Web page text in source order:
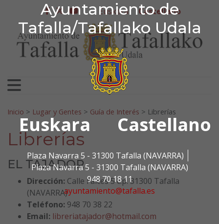
Ayuntamiento de
Tafalla/Tafallako Udala
Euskara Castellano
Plaza Navarra 5 - 31300 Tafalla (NAVARRA)
Plaza Navarra 5 - 31300 Tafalla (NAVARRA)
948 70 18 11
ayuntamiento@tafalla.es
Ir al contenido
Ayuntamiento de
facebook
twitter
youtube
Euskera Castellano
Search for:
Inicio > Lugar y Gentes > Guía de Interés > Librerías
Librerías
EL TAJADOR
Dirección: Calle Falces 5 c.p. 31300 Tafalla
(NAVARRA)
Teléfono: 948 70 38 22
Email: libreriatajador@hotmail.com